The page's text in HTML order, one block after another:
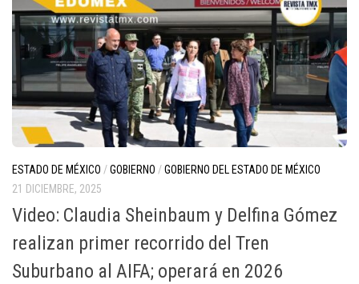
ESTADO DE MÉXICO /GOBIERNO /GOBIERNO DEL ESTADO DE MÉXICO
21 DICIEMBRE, 2025
Video: Claudia Sheinbaum y Delfina Gómez
realizan primer recorrido del Tren
Suburbano al AIFA; operará en 2026